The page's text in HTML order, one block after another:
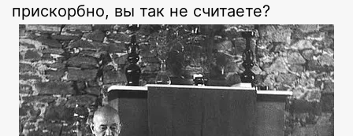
прискорбно, вы так не считаете?